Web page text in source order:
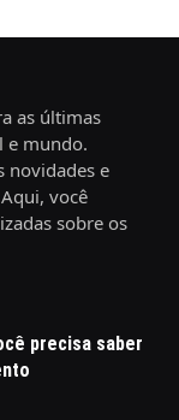
as últimas
e mundo.
novidades e
você
sobre os
precisa saber